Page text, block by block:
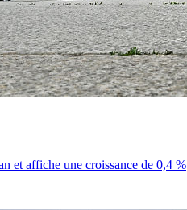
et affiche une croissance de 0,4 %